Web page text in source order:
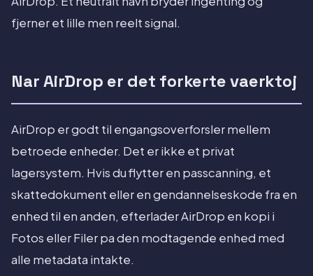
fjerner et lille men reelt signal.
Nar AirDrop er det forkerte vaerktoj
AirDrop er godt til engangsoverforsler mellem
betroede enheder. Det er ikke et privat
lagersystem. Hvis du flytter en passcanning, et
skattedokument eller en gendannelseskode fra en
enhed til en anden, efterlader AirDrop en kopi i
Fotos eller Filer pa den modtagende enhed med
alle metadata intakte.